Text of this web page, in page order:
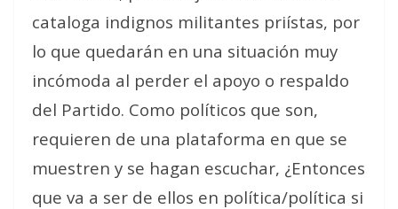
cataloga indignos militantes priístas, por
lo que quedarán en una situación muy
incómoda al perder el apoyo o respaldo
del Partido. Como políticos que son,
requieren de una plataforma en que se
muestren y se hagan escuchar, ¿Entonces
que va a ser de ellos en política/política si